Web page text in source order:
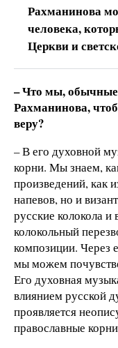
Рахманинова
человека,
Церкви и
– Что мы,
Рахманинова,
веру?
– В его духовной
корни. Мы знаем,
произведений, как
напевов, но и
русские колокола
колокольный
композиции. Через
мы можем
Его духовная
влиянием русской
проявляется
православные